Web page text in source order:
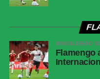
BRASILEIRÃO
Flamengo